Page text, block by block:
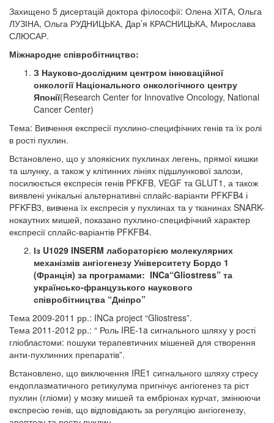
Захищено 5 дисертацій доктора філософії: Олена ХІТА, Ольга
ЛУЗІНА, Ольга РУДНИЦЬКА, Дар’я КРАСНИЦЬКА, Мирослава
СЛЮСАР.
Міжнародне співробітництво:
З Науково-дослідним центром інноваційної
онкології Національного онкологічного центру
Японії(Research Center for Innovative Oncology, National
Cancer Center)
Тема: Вивчення експресії пухлино-специфічних генів та їх ролі
в рості пухлин.
Встановлено, що у злоякісних пухлинах легень, прямої кишки
та шлунку, а також у клітинних лініях підшлункової залози,
посилюється експресія генів PFKFB, VEGF та GLUT1, а також
виявлені унікальні альтернативні сплайс-варіанти PFKFB4 і
PFKFB3, вивчена їх експресія у пухлинах та у тканинах SNARK-
нокаутних мишей, показано пухлино-специфічний характер
експресії сплайс-варіантів PFKFB4.
Із U1029 INSERM лабораторією молекулярних
механізмів ангіогенезу Університету Бордо 1
(Франція) за програмами: INCa“Gliostress” та
українсько-французького наукового
співробітництва “Дніпро”
Тема 2009-2011 рр.: INCa project “Gliostress”.
Тема 2011-2012 рр.: “ Роль IRE-1a сигнального шляху у рості
гліобластоми: пошуки терапевтичних мішеней для створення
анти-пухлинних препаратів”.
Встановлено, що виключення IRE1 сигнального шляху стресу
ендоплазматичного ретикулума пригнічує ангіогенез та ріст
пухлин (гліоми) у мозку мишей та ембріонах курчат, змінюючи
експресію генів, що відповідають за регуляцію ангіогенезу,